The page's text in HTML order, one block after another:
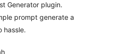
Generator plugin.
prompt generate a
hassle.